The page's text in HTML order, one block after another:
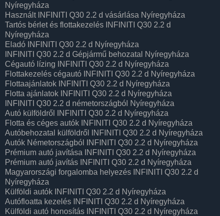
Nyíregyháza
Használt INFINITI Q30 2.2 d vásárlása Nyíregyháza
Tartós bérlet és flottakezelés INFINITI Q30 2.2 d
Nyíregyháza
Eladó INFINITI Q30 2.2 d Nyíregyháza
INFINITI Q30 2.2 d Gépjármű behozatal‎ Nyíregyháza
Cégautó lízing INFINITI Q30 2.2 d Nyíregyháza
Flottakezelés cégautó INFINITI Q30 2.2 d Nyíregyháza
Flottaajánlatok INFINITI Q30 2.2 d Nyíregyháza
Flotta ajánlatok INFINITI Q30 2.2 d Nyíregyháza
INFINITI Q30 2.2 d németországból Nyíregyháza
Autó külföldről INFINITI Q30 2.2 d Nyíregyháza
Flotta és céges autók INFINITI Q30 2.2 d Nyíregyháza
Autóbehozatal külföldről INFINITI Q30 2.2 d Nyíregyháza
Autók Németországból‎ INFINITI Q30 2.2 d Nyíregyháza
Prémium autó javítása INFINITI Q30 2.2 d Nyíregyháza
Prémium autó javítás INFINITI Q30 2.2 d Nyíregyháza
Magyarországi forgalomba helyezés INFINITI Q30 2.2 d
Nyíregyháza
Külföldi autók‎ INFINITI Q30 2.2 d Nyíregyháza
Autófloatta kezelés INFINITI Q30 2.2 d Nyíregyháza
Külföldi autó honosítás INFINITI Q30 2.2 d Nyíregyháza